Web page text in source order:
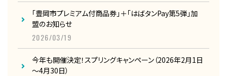
「豊岡市プレミアム付商品券」＋「はばタンPay第5弾」加
盟のお知らせ
2026/03/19
今年も開催決定！スプリングキャンペーン（2026年2月1日
～4月30日）